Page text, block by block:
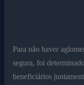
Para não haver
segura, foi
beneficiários